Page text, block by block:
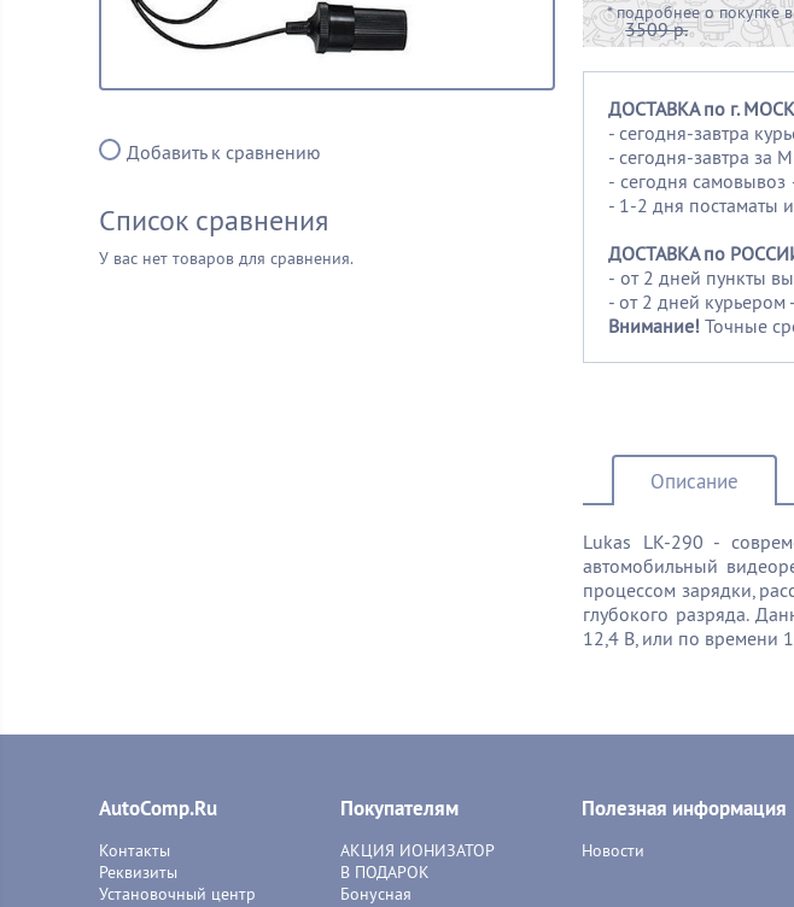
Добавить к сравнению
Список сравнения
У вас нет товаров для сравнения.
3509 р.
*подробнее о покупке
ДОСТАВКА по г.
- сегодня-завтра
- сегодня-завтра за
- сегодня самовывоз
- 1-2 дня постаматы
ДОСТАВКА по
- от 2 дней пункты
- от 2 дней
Внимание!Точные
Описание
Lukas LK-290 -
автомобильный
процессом зарядки,
глубокого разряда.
12,4 В, или по времени
AutoComp.Ru
Контакты
Реквизиты
Установочный центр
Покупателям
АКЦИЯ ИОНИЗАТОР
В ПОДАРОК
Бонусная
Полезная информация
Новости